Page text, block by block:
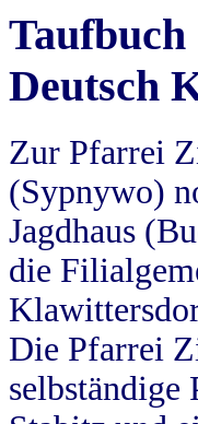
Deutsch
Zur Pfarrei
(Sypnywo)
Jagdhaus
die
Die Pfarrei